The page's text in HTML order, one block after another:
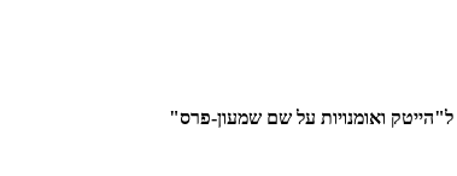
ל"הייטק ואומנויות על שם שמעון-פרס"